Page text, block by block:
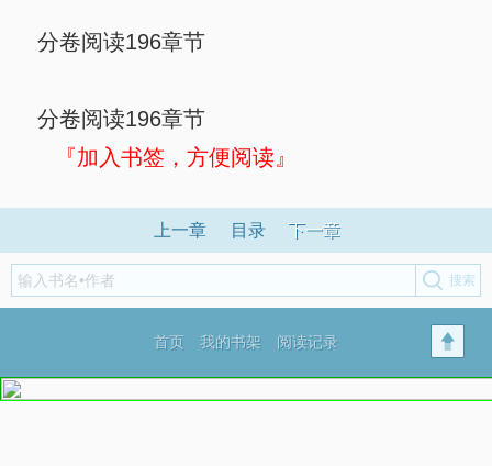
分卷阅读196章节
分卷阅读196章节
『加入书签，方便阅读』
上一章 目录 下一章
首页 我的书架 阅读记录